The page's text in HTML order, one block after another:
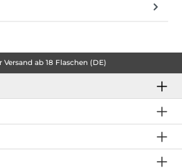
Versand ab 18 Flaschen (DE)